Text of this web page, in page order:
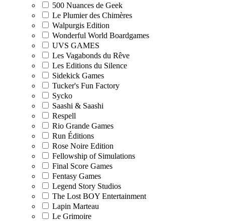
500 Nuances de Geek
Le Plumier des Chimères
Walpurgis Edition
Wonderful World Boardgames
UVS GAMES
Les Vagabonds du Rêve
Les Editions du Silence
Sidekick Games
Tucker's Fun Factory
Sycko
Saashi & Saashi
Respell
Rio Grande Games
Run Éditions
Rose Noire Edition
Fellowship of Simulations
Final Score Games
Fentasy Games
Legend Story Studios
The Lost BOY Entertainment
Lapin Marteau
Le Grimoire